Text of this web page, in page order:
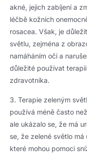
akné, jejich zabíjení a
léčbě kožních
rosacea. Však, je
světlu, zejména z
namáháním očí a
důležité používat
zdravotníka.
3. Terapie zeleným
používá méně často
ale ukázalo se, že má
se, že zelené světlo
které mohou pomoci